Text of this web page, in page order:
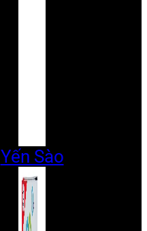
Yến Sào